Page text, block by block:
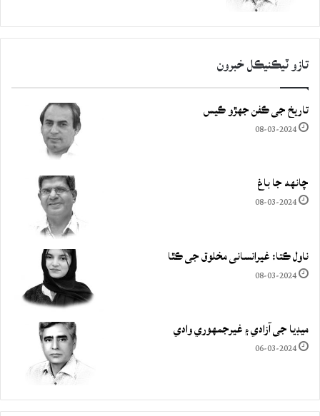
تازو ٽيڪنيڪل خبرون
تاريخ جي ڪفن جھڙو ڪيس
08-03-2024
چانهه جا باغ
08-03-2024
ناول ڪتا: غيرانساني مخلوق جي ڪٿا
08-03-2024
ميڊيا جي آزادي ۽ غيرجمھوري وادي
06-03-2024